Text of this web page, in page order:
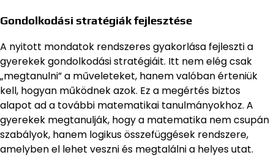
Gondolkodási stratégiák fejlesztése
A nyitott mondatok rendszeres gyakorlása fejleszti a
gyerekek gondolkodási stratégiáit. Itt nem elég csak
„megtanulni” a műveleteket, hanem valóban érteniük
kell, hogyan működnek azok. Ez a megértés biztos
alapot ad a további matematikai tanulmányokhoz. A
gyerekek megtanulják, hogy a matematika nem csupán
szabályok, hanem logikus összefüggések rendszere,
amelyben el lehet veszni és megtalálni a helyes utat.